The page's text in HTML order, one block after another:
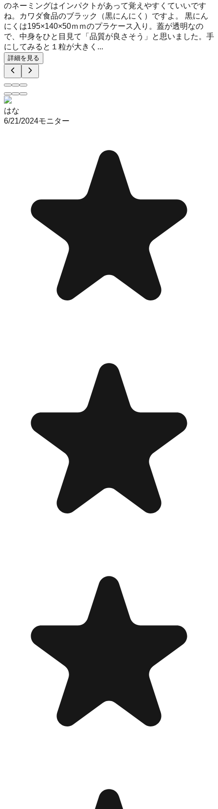
のネーミングはインパクトがあって覚えやすくていいです
ね。カワダ食品のブラック（黒にんにく）ですよ。 黒にん
にくは195×140×50ｍｍのプラケース入り。蓋が透明なの
で、中身をひと目見て「品質が良さそう」と思いました。手
にしてみると１粒が大きく...
詳細を見る
はな
6/21/2024モニター